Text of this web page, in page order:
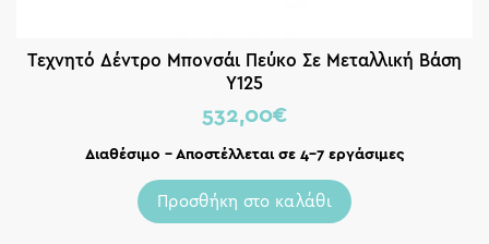
Tεχνητό Δέντρο Μπονσάι Πεύκο Σε Μεταλλική Βάση
Υ125
532,00€
Διαθέσιμο – Αποστέλλεται σε 4-7 εργάσιμες
Προσθήκη στο καλάθι